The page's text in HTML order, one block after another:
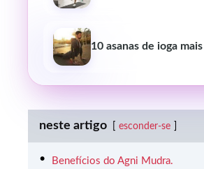
10 asanas de ioga
neste artigo esconder-se
Benefícios do Agni Mudra.